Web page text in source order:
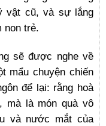
vật cũ, và sự lắng
non trẻ.
sẽ được nghe về
mẩu chuyện chiến
để lại: rằng hoà
mà là món quà vô
và nước mắt của